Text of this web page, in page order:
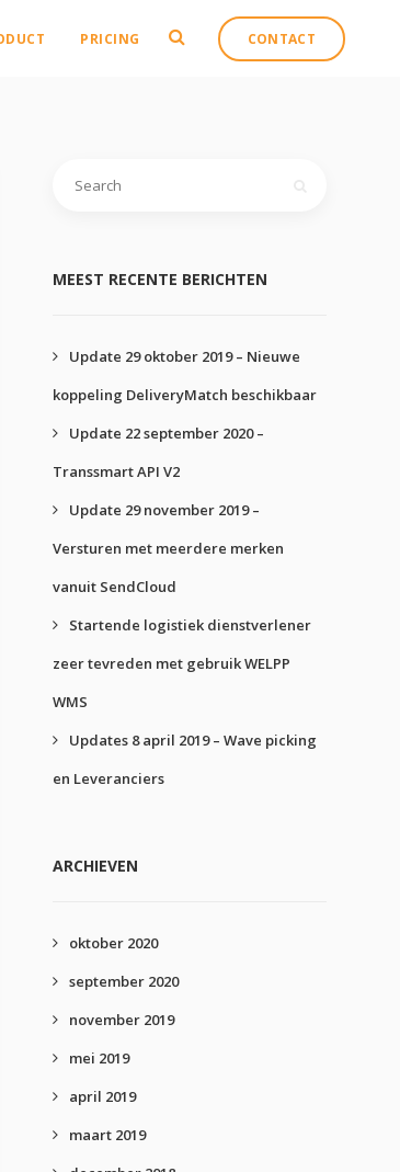
PRICING CONTACT
naar:
MEEST RECENTE BERICHTEN
Update 29 oktober 2019 – Nieuwe
koppeling DeliveryMatch beschikbaar
Update 22 september 2020 –
Transsmart API V2
Update 29 november 2019 –
Versturen met meerdere merken
vanuit SendCloud
Startende logistiek dienstverlener
zeer tevreden met gebruik WELPP
WMS
Updates 8 april 2019 – Wave picking
en Leveranciers
ARCHIEVEN
oktober 2020
september 2020
november 2019
mei 2019
april 2019
maart 2019
and any questions. YesNo
and any questions. YesNo
and any questions. YesNo
and any questions. YesNo